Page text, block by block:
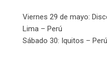
Viernes 29 de mayo:
Lima – Perú
Sábado 30: Iquitos – Perú